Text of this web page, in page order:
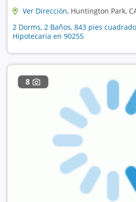
Ver Dirección, Huntington Park,
2 Dorms, 2 Baños, 843 pies
Hipotecaria en 90255
8